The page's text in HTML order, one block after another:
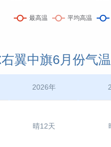
翼中旗6月份气
2026年
晴12天